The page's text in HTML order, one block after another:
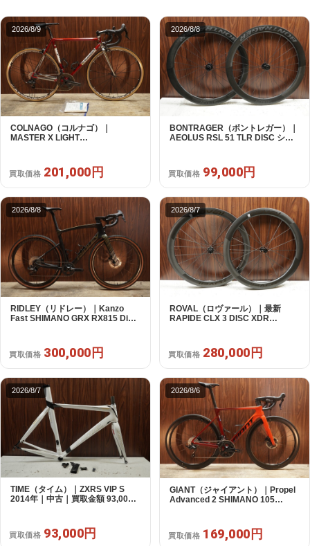
2026/8/9
COLNAGO（コルナゴ）｜
MASTER X LIGHT
年｜美品｜買取金額 201,000円
買取価格 201,000円
2026/8/8
BONTRAGER（ボントレガー）｜
AEOLUS RSL 51 TLR DISC シマ
買取価格 99,000円
2026/8/8
RIDLEY（リドレー）｜Kanzo
Fast SHIMANO GRX RX815 Di2
買取価格 300,000円
2026/8/7
ROVAL（ロヴァール）｜最新
RAPIDE CLX 3 DISC XDR
買取価格 280,000円
2026/8/7
TIME（タイム）｜ZXRS VIP S
2014年｜中古｜買取金額 93,000
買取価格 93,000円
2026/8/6
GIANT（ジャイアント）｜Propel
Advanced 2 SHIMANO 105
買取価格 169,000円